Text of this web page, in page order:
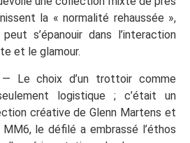
la « normalité rehaussée »,
s’épanouir dans l’interaction
et le glamour.
Le choix d’un trottoir comme
logistique ; c’était un
créative de Glenn Martens et
le défilé a embrassé l’éthos